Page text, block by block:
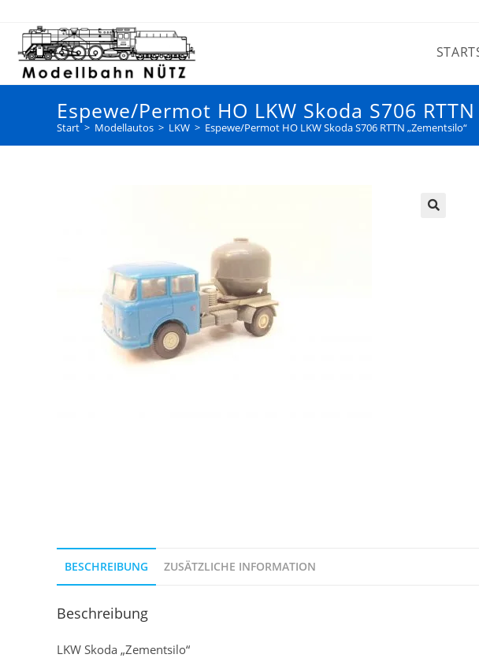
Espewe/Permot HO LKW Skoda S706
Start > Modellautos > LKW > Espewe/Permot HO LKW Skoda S706 RTTN „Zementsilo“
BESCHREIBUNG ZUSÄTZLICHE INFORMATION
Beschreibung
LKW Skoda „Zementsilo“